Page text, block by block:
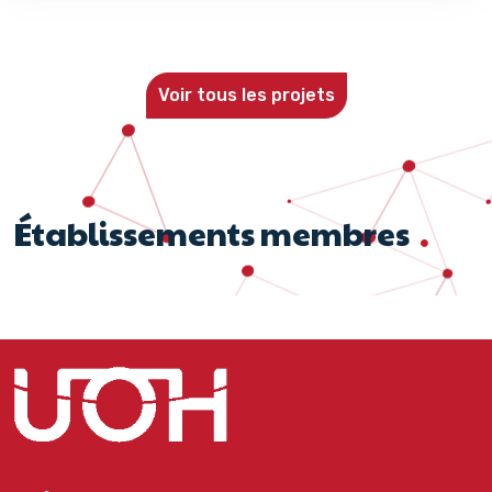
Voir tous les projets
Établissements membres